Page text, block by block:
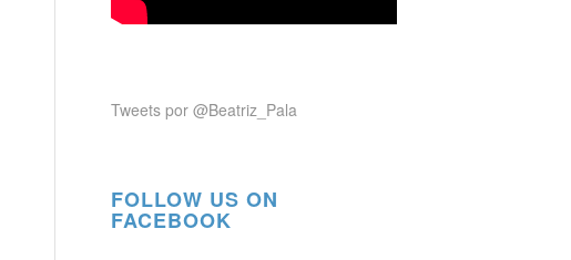
Tweets por @Beatriz_Pala
FOLLOW US ON
FACEBOOK